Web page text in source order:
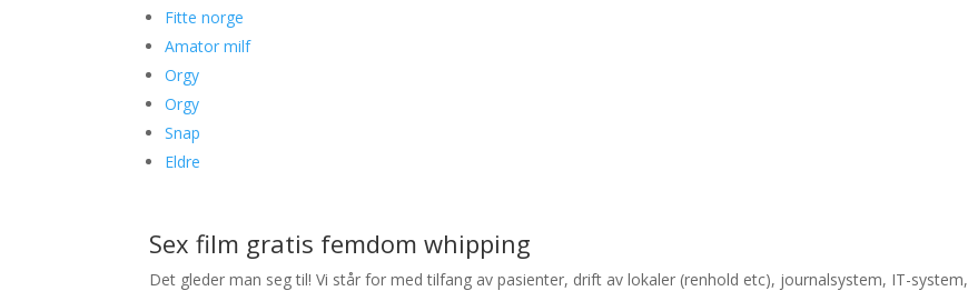
Fitte norge
Amator milf
Orgy
Orgy
Snap
Eldre
Sex film gratis femdom whipping
Det gleder man seg til! Vi står for med tilfang av pasienter, drift av lokaler (renhold etc), journalsystem, IT-system,